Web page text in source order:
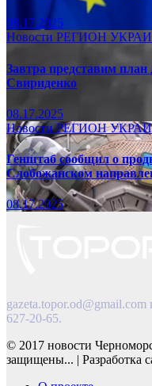
08.17.2025
Новости РЕГИОН
Завтра представим
Свириденко
08.17.2025
НовостиРЕГИОН
Генштаб сообщил о
Слобожанском
08.17.2025
gazeta.topor.od@gmail.com
627-20-65.
© 2017 новости
защищены...
Разработка